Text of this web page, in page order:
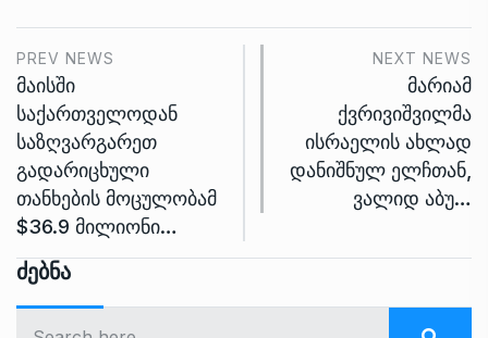
PREV NEWS
მაისში
საქართველოდან
საზღვარგარეთ
გადარიცხული
თანხების მოცულობამ
$36.9 მილიონი…
NEXT NEWS
მარიამ
ქვრივიშვილმა
ისრაელის ახლად
დანიშნულ ელჩთან,
ვალიდ აბუ…
Ძებნა